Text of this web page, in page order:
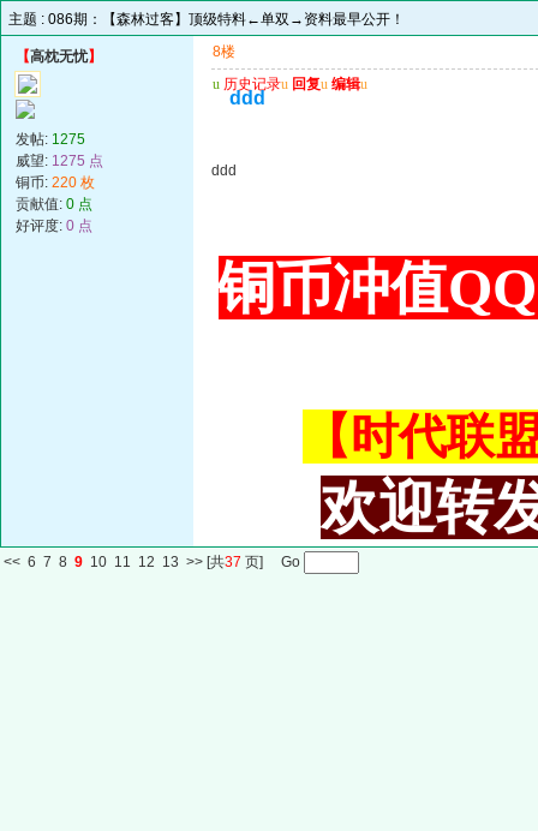
主题 : 086期：【森林过客】顶级特料←单双→资料最早公开！
【高枕无忧】
发帖: 1275
威望: 1275 点
铜币: 220 枚
贡献值: 0 点
好评度: 0 点
8楼
u 历史记录u 回复u 编辑u
ddd
ddd
铜币冲值
【时代联
欢迎转
<< 6 7 8 9 10 11 12 13 >> [共37 页] Go